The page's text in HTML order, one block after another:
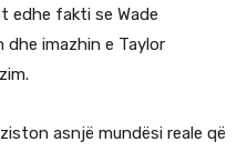
edhe fakti se Wade
dhe imazhin e Taylor
asnjë mundësi reale që